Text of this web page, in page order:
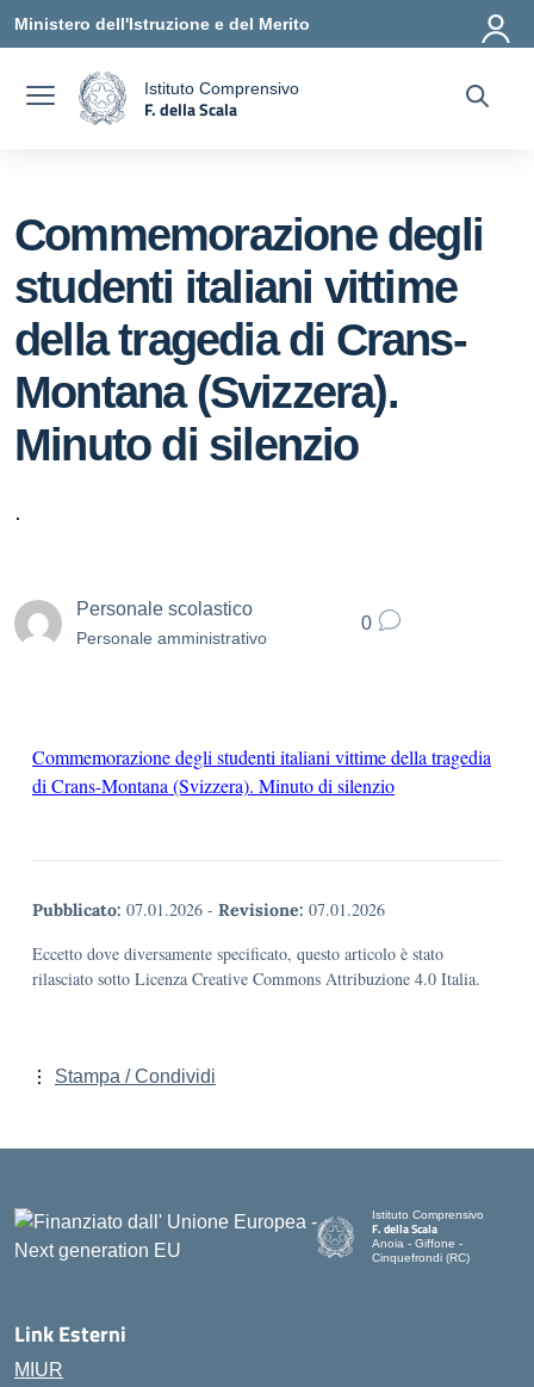
Ministero dell'Istruzione e del Merito
Istituto Comprensivo
F. della Scala
Commemorazione degli
studenti italiani vittime
della tragedia di Crans-
Montana (Svizzera).
Minuto di silenzio
.
Personale scolastico
Personale amministrativo
0
Commemorazione degli studenti italiani vittime della tragedia
di Crans-Montana (Svizzera). Minuto di silenzio
Pubblicato: 07.01.2026 - Revisione: 07.01.2026
Eccetto dove diversamente specificato, questo articolo è stato
rilasciato sotto Licenza Creative Commons Attribuzione 4.0 Italia.
Stampa / Condividi
Istituto Comprensivo
F. della Scala
Anoia - Giffone -
Cinquefrondi (RC)
Link Esterni
MIUR